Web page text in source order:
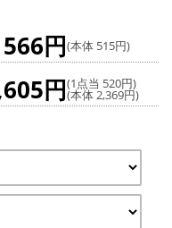
566円(本体 515円)
円(1点当 520円)
(本体 2,369円)